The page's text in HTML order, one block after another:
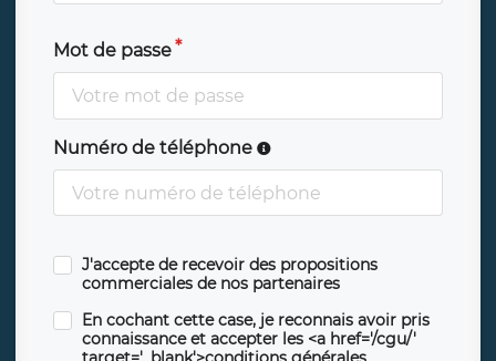
Mot de passe
Numéro de téléphone
J'accepte de recevoir des propositions
commerciales de nos partenaires
En cochant cette case, je reconnais avoir pris
connaissance et accepter les <a href='/cgu/'